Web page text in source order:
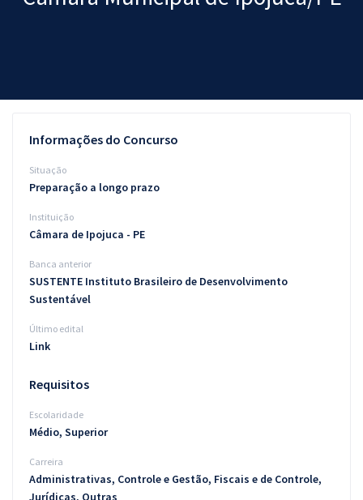
Questões grátis
Blog
Aprovados
Informações do Concurso
Situação
Preparação a longo prazo
Instituição
Câmara de Ipojuca - PE
Banca anterior
SUSTENTE Instituto Brasileiro de Desenvolvimento
Sustentável
Último edital
Link
Requisitos
Escolaridade
Médio, Superior
Carreira
Administrativas, Controle e Gestão, Fiscais e de Controle,
Jurídicas, Outras